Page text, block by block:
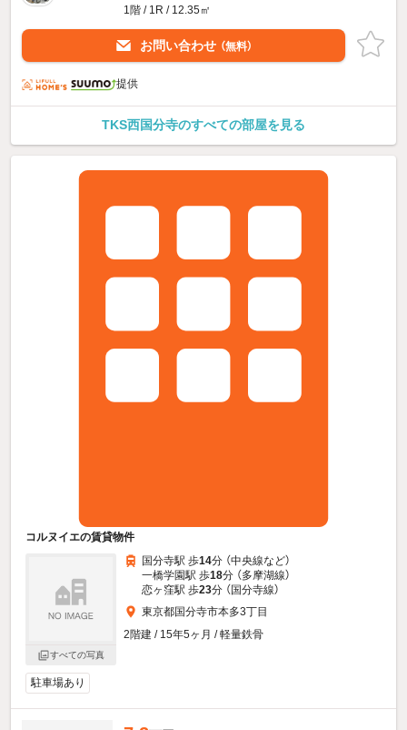
1階 / 1R / 12.35㎡
お問い合わせ （無料）
提供
TKS西国分寺のすべての部屋を見る
コルヌイエの賃貸物件
すべての写真
国分寺駅 歩14分 （中央線など）
一橋学園駅 歩18分 （多摩湖線）
恋ヶ窪駅 歩23分 （国分寺線）
東京都国分寺市本多3丁目
2階建 / 15年5ヶ月 / 軽量鉄骨
駐車場あり